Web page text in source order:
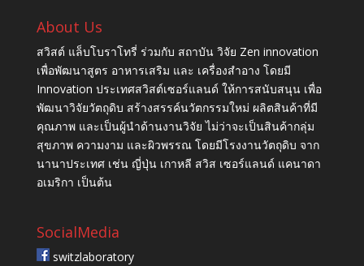
About Us
สวิสต์ แล็บโบราโทรี่ ร่วมกับ สถาบัน วิจัย Zen innovation
เพื่อพัฒนาสูตร อาหารเสริม และ เครื่องสำอาง โดยมี
Innovation ประเทศสวิสต์เซอร์แลนด์ ให้การสนับสนุน เพื่อ
พัฒนาวิจัยวัตถุดิบ สร้างสรรค์นวัตกรรมใหม่ ผลิตสินค้าที่มี
คุณภาพ และเป็นผู้นำด้านงานวิจัย ไม่ว่าจะเป็นสินค้ากลุ่ม
สุขภาพ ความงาม และผิวพรรณ โดยมีโรงงานวัตถุดิบ จาก
นานาประเทศ เช่น ญี่ปุ่น เกาหลี สวิส เซอร์แลนด์ แคนาดา
อเมริกา เป็นต้น
SocialMedia
switzlaboratory